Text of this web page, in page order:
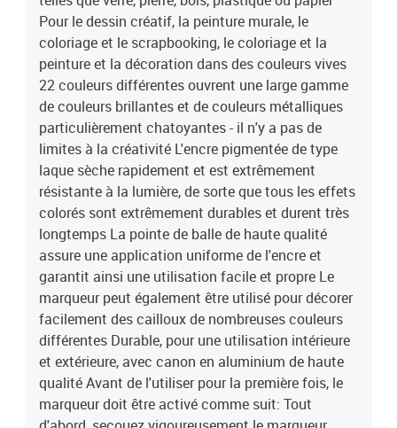
Pour le dessin créatif, la peinture murale, le
coloriage et le scrapbooking, le coloriage et la
peinture et la décoration dans des couleurs vives
22 couleurs différentes ouvrent une large gamme
de couleurs brillantes et de couleurs métalliques
particulièrement chatoyantes - il n'y a pas de
limites à la créativité L'encre pigmentée de type
laque sèche rapidement et est extrêmement
résistante à la lumière, de sorte que tous les effets
colorés sont extrêmement durables et durent très
longtemps La pointe de balle de haute qualité
assure une application uniforme de l'encre et
garantit ainsi une utilisation facile et propre Le
marqueur peut également être utilisé pour décorer
facilement des cailloux de nombreuses couleurs
différentes Durable, pour une utilisation intérieure
et extérieure, avec canon en aluminium de haute
qualité Avant de l'utiliser pour la première fois, le
marqueur doit être activé comme suit: Tout